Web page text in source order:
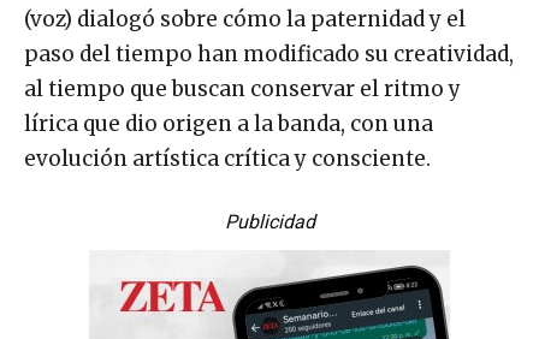
(voz) dialogó sobre cómo la paternidad y el
paso del tiempo han modificado su creatividad,
al tiempo que buscan conservar el ritmo y
lírica que dio origen a la banda, con una
evolución artística crítica y consciente.
Publicidad